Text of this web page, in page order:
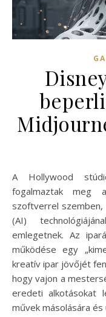
A Hollywood stúdiók nemrégiben komoly vádakat
fogalmaztak meg
szoftverrel
(AI)
emlegetnek. Az
működése egy
kreatív ipar jövőjét
hogy vajon a
eredeti alkotásokat
művek másolására